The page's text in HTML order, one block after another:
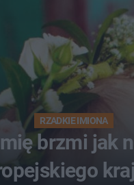
RZADKIE IMIONA
brzmi jak